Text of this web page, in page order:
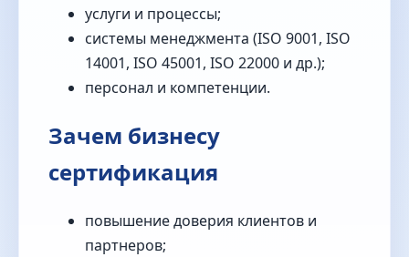
услуги и процессы;
системы менеджмента (ISO 9001, ISO
14001, ISO 45001, ISO 22000 и др.);
персонал и компетенции.
Зачем бизнесу
сертификация
повышение доверия клиентов и
партнеров;